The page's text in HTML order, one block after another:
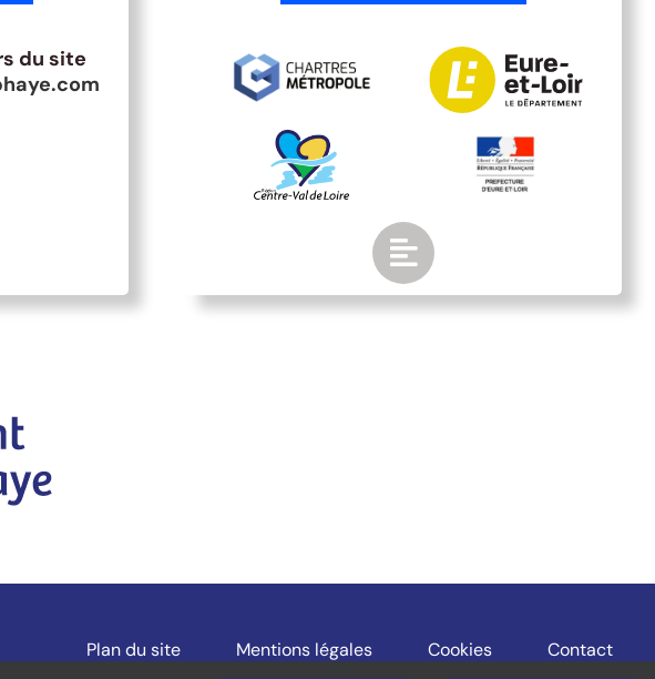
du site
Plan du site Mentions légales Cookies Contact